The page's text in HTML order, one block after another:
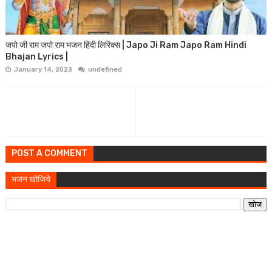
जपो जी राम जपो राम भजन हिंदी लिरिक्स | Japo Ji Ram Japo Ram Hindi
Bhajan Lyrics |
January 14, 2023 undefined
POST A COMMENT
भजन खोजिये